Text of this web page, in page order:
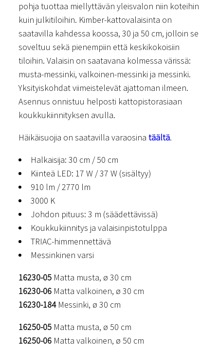
pohja tuottaa miellyttävän yleisvalon niin koteihin
kuin julkitiloihin. Kimber-kattovalaisinta on
saatavilla kahdessa koossa, 30 ja 50 cm, jolloin se
soveltuu sekä pienempiin että keskikokoisiin
tiloihin. Valaisin on saatavana kolmessa värissä:
musta-messinki, valkoinen-messinki ja messinki.
Yksityiskohdat viimeistelevät ajattoman ilmeen.
Asennus onnistuu helposti kattopistorasiaan
koukkukiinnityksen avulla.
Häikäisuojia on saatavilla varaosina täältä.
Halkaisija: 30 cm / 50 cm
Kiinteä LED: 17 W / 37 W (sisältyy)
910 lm / 2770 lm
3000 K
Johdon pituus: 3 m (säädettävissä)
Koukkukiinnitys ja valaisinpistotulppa
TRIAC-himmennettävä
Messinkinen varsi
16230-05 Matta musta, ø 30 cm
16230-06 Matta valkoinen, ø 30 cm
16230-184Messinki, ø 30 cm
16250-05 Matta musta, ø 50 cm
16250-06 Matta valkoinen, ø 50 cm